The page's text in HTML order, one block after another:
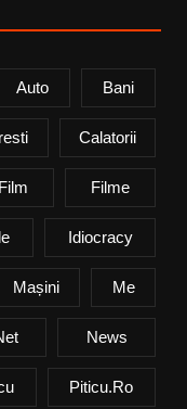
Auto Bani
Calatorii
Film Filme
Idiocracy
Mașini Me
News
Piticu.ro